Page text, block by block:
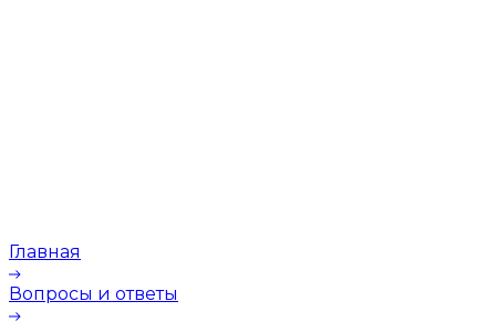
Главная
Вопросы и ответы